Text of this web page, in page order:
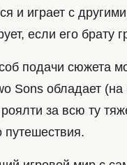
и играет с
если его брату
подачи сюжета
Sons обладает
за всю ту
путешествия.